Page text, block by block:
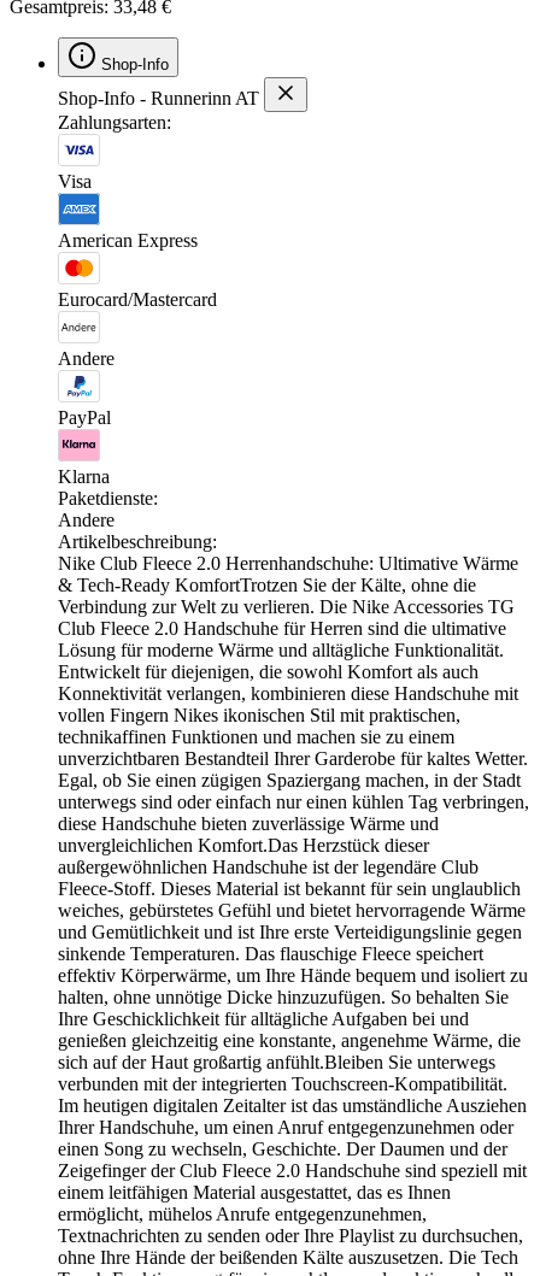
Gesamtpreis: 33,48 €
Shop-Info
Shop-Info - Runnerinn AT
Zahlungsarten:
Visa
American Express
Eurocard/Mastercard
Andere
PayPal
Klarna
Paketdienste:
Andere
Artikelbeschreibung:
Nike Club Fleece 2.0 Herrenhandschuhe: Ultimative Wärme
& Tech-Ready KomfortTrotzen Sie der Kälte, ohne die
Verbindung zur Welt zu verlieren. Die Nike Accessories TG
Club Fleece 2.0 Handschuhe für Herren sind die ultimative
Lösung für moderne Wärme und alltägliche Funktionalität.
Entwickelt für diejenigen, die sowohl Komfort als auch
Konnektivität verlangen, kombinieren diese Handschuhe mit
vollen Fingern Nikes ikonischen Stil mit praktischen,
technikaffinen Funktionen und machen sie zu einem
unverzichtbaren Bestandteil Ihrer Garderobe für kaltes Wetter.
Egal, ob Sie einen zügigen Spaziergang machen, in der Stadt
unterwegs sind oder einfach nur einen kühlen Tag verbringen,
diese Handschuhe bieten zuverlässige Wärme und
unvergleichlichen Komfort.Das Herzstück dieser
außergewöhnlichen Handschuhe ist der legendäre Club
Fleece-Stoff. Dieses Material ist bekannt für sein unglaublich
weiches, gebürstetes Gefühl und bietet hervorragende Wärme
und Gemütlichkeit und ist Ihre erste Verteidigungslinie gegen
sinkende Temperaturen. Das flauschige Fleece speichert
effektiv Körperwärme, um Ihre Hände bequem und isoliert zu
halten, ohne unnötige Dicke hinzuzufügen. So behalten Sie
Ihre Geschicklichkeit für alltägliche Aufgaben bei und
genießen gleichzeitig eine konstante, angenehme Wärme, die
sich auf der Haut großartig anfühlt.Bleiben Sie unterwegs
verbunden mit der integrierten Touchscreen-Kompatibilität.
Im heutigen digitalen Zeitalter ist das umständliche Ausziehen
Ihrer Handschuhe, um einen Anruf entgegenzunehmen oder
einen Song zu wechseln, Geschichte. Der Daumen und der
Zeigefinger der Club Fleece 2.0 Handschuhe sind speziell mit
einem leitfähigen Material ausgestattet, das es Ihnen
ermöglicht, mühelos Anrufe entgegenzunehmen,
Textnachrichten zu senden oder Ihre Playlist zu durchsuchen,
ohne Ihre Hände der beißenden Kälte auszusetzen. Die Tech